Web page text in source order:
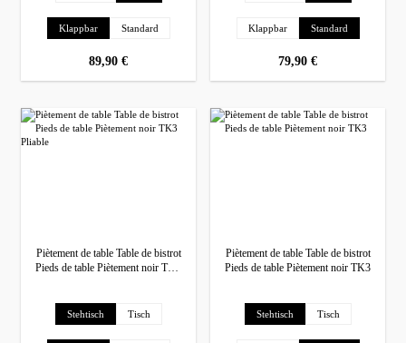
Sélectionnez
Ausführung
Klappbar Standard
prix régulier :
89,90 €
Sélectionnez
Ausführung
Klappbar Standard
prix régulier :
79,90 €
Piètement de table Table de bistrot
Pieds de table Piètement noir TK3
Sélectionnez
Pied de table
Stehtisch Tisch
Piètement de table Table de bistrot
Pieds de table Piètement noir TK3
Sélectionnez
Pied de table
Stehtisch Tisch